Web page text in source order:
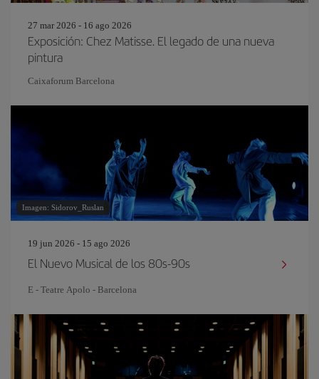
27 mar 2026 - 16 ago 2026
Exposición: Chez Matisse. El legado de una nueva
pintura
Caixaforum Barcelona
Imagen: Sidorov_Ruslan
19 jun 2026 - 15 ago 2026
El Nuevo Musical de los 80s-90s
E - Teatre Apolo - Barcelona